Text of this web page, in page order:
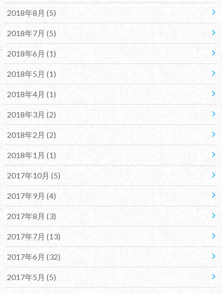
2018年8月 (5)
2018年7月 (5)
2018年6月 (1)
2018年5月 (1)
2018年4月 (1)
2018年3月 (2)
2018年2月 (2)
2018年1月 (1)
2017年10月 (5)
2017年9月 (4)
2017年8月 (3)
2017年7月 (13)
2017年6月 (32)
2017年5月 (5)